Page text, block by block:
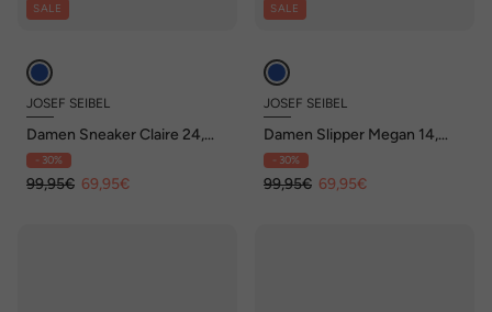
SALE
JOSEF SEIBEL
Damen Sneaker Claire 24,
indigo
- 30%
99,95€ 69,95€
SALE
JOSEF SEIBEL
Damen Slipper Megan 14,
indigo
- 30%
99,95€ 69,95€